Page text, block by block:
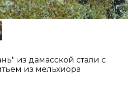
из дамасской стали с
из мельхиора